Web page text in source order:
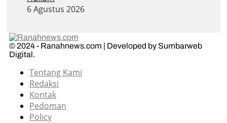
6 Agustus 2026
© 2024 - Ranahnews.com | Developed by Sumbarweb
Digital.
Tentang Kami
Redaksi
Kontak
Pedoman
Policy